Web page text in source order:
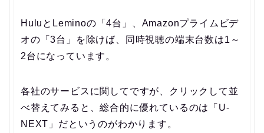
HuluとLeminoの「4台」、Amazonプライムビデ
オの「3台」を除けば、同時視聴の端末台数は1～
2台になっています。
各社のサービスに関してですが、クリックして並
べ替えてみると、総合的に優れているのは「U-
NEXT」だというのがわかります。